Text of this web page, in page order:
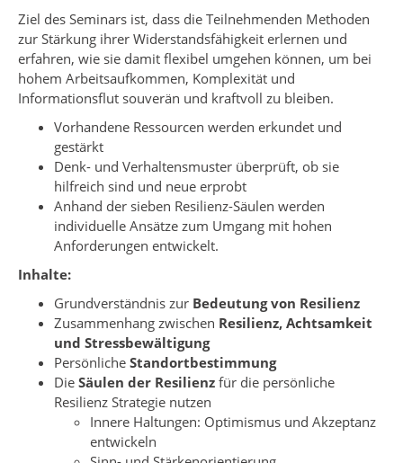
Ziel des Seminars ist, dass die Teilnehmenden Methoden
zur Stärkung ihrer Widerstandsfähigkeit erlernen und
erfahren, wie sie damit flexibel umgehen können, um bei
hohem Arbeitsaufkommen, Komplexität und
Informationsflut souverän und kraftvoll zu bleiben.
Vorhandene Ressourcen werden erkundet und
gestärkt
Denk- und Verhaltensmuster überprüft, ob sie
hilfreich sind und neue erprobt
Anhand der sieben Resilienz-Säulen werden
individuelle Ansätze zum Umgang mit hohen
Anforderungen entwickelt.
Inhalte:
Grundverständnis zur Bedeutung von Resilienz
Zusammenhang zwischen Resilienz, Achtsamkeit
und Stressbewältigung
Persönliche Standortbestimmung
Die Säulen der Resilienz für die persönliche
Resilienz Strategie nutzen
Innere Haltungen: Optimismus und Akzeptanz
entwickeln